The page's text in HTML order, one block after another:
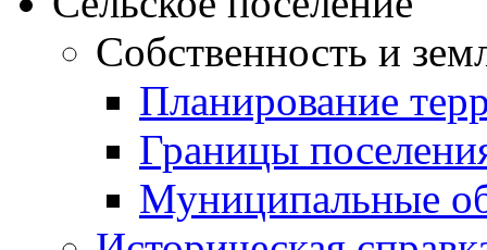
Собственность и
Планирование
Границы
Муниципальные